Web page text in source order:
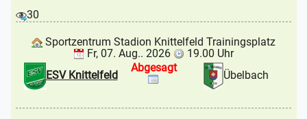
30
Sportzentrum Stadion Knittelfeld Trainingsplatz
Fr, 07. Aug.. 2026
19.00 Uhr
ESV Knittelfeld
Übelbach
Abgesagt